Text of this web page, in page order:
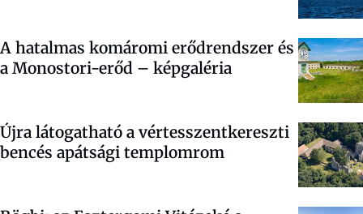
A hatalmas komáromi erődrendszer és
a Monostori-erőd – képgaléria
Újra látogatható a vértesszentkereszti
bencés apátsági templomrom